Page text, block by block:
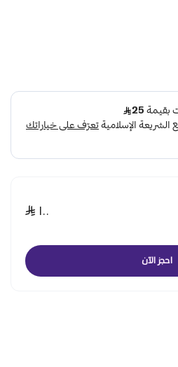
١٠٠
احجز الآن